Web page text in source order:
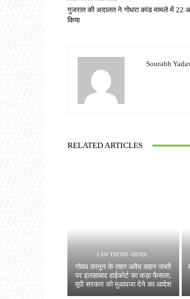
गुजरात की अदालत ने गोधरा कांड मामले में 22
किया
Sourabh
RELATED ARTICLES
LAW TREND -HINDI
गोवध कानून के तहत अवैध वाहन जब्ती
पर इलाहाबाद हाईकोर्ट का कड़ा फैसला,
यूपी सरकार को मुआवजा देने का आदेश